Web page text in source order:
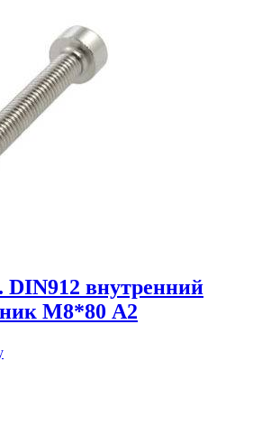
внутренний
М8*80 А2